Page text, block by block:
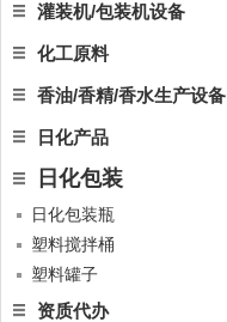
灌装机/包装机设备
化工原料
香油/香精/香水生产设备
日化产品
日化包装
日化包装瓶
塑料搅拌桶
塑料罐子
资质代办